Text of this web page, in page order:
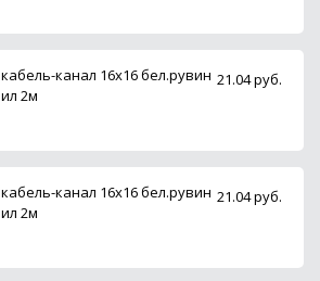
кабель-канал 16х16 бел.рувин
ил 2м
21.04 руб.
кабель-канал 16х16 бел.рувин
ил 2м
21.04 руб.